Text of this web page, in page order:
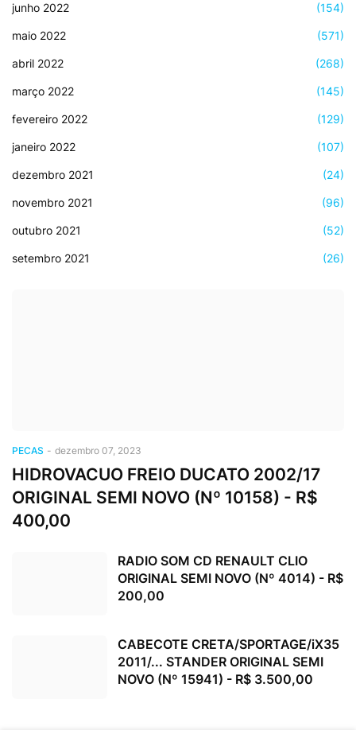
junho 2022 (154)
maio 2022 (571)
abril 2022 (268)
março 2022 (145)
fevereiro 2022 (129)
janeiro 2022 (107)
dezembro 2021 (24)
novembro 2021 (96)
outubro 2021 (52)
setembro 2021 (26)
PECAS - dezembro 07, 2023
HIDROVACUO FREIO DUCATO 2002/17
ORIGINAL SEMI NOVO (Nº 10158) - R$
400,00
RADIO SOM CD RENAULT CLIO
ORIGINAL SEMI NOVO (Nº 4014) - R$
200,00
CABECOTE CRETA/SPORTAGE/iX35
2011/... STANDER ORIGINAL SEMI
NOVO (Nº 15941) - R$ 3.500,00